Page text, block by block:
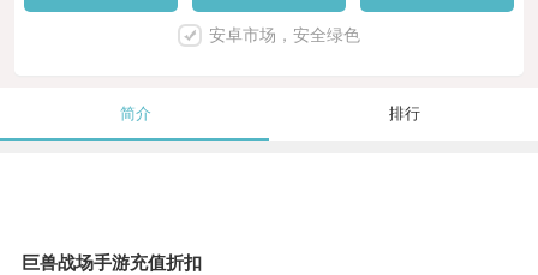
安卓市场，安全绿色
简介 排行
巨兽战场手游充值折扣